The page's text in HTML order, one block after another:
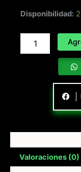
Disponibilidad:
MAPLE
cantidad
Valoraciones (0)